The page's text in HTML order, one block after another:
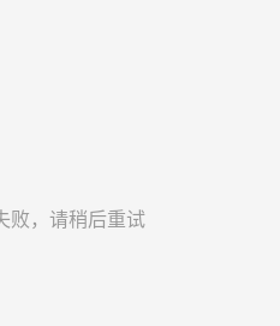
败，请稍后重试